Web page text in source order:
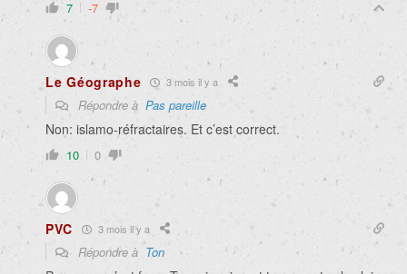
7 -7
Le Géographe 3 mois il y a
Répondre à Pas pareille
Non: islamo-réfractaires. Et c’est correct.
10 0
PVC 3 mois il y a
Répondre à Ton